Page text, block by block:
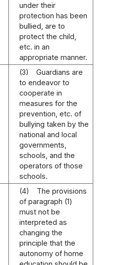
under their
protection has been
bullied, are to
protect the child,
etc. in an
appropriate manner.
(3)
Guardians are
to endeavor to
cooperate in
measures for the
prevention, etc. of
bullying taken by the
national and local
governments,
schools, and the
operators of those
schools.
(4)
The provisions
of paragraph (1)
must not be
interpreted as
changing the
principle that the
autonomy of home